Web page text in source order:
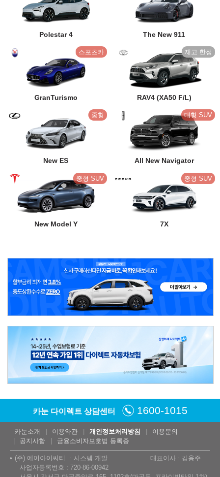
Polestar 4 The New 911
스포츠카
GranTurismo RAV4 (XA50 F/L)
중형
New ES
대형 SUV
All New Navigator
중형 SUV
New Model Y
중형 SUV
7X
카눈 다이렉트 상담센터 1600-1015
카눈소개 이용약관 개인정보처리방침
이용문의
공지사항
금융소비자보호법 등록증
(주) 에이아이씨티 시스템 개발
대표이사 : 김용주
사업자등록번호 : 720-86-00942